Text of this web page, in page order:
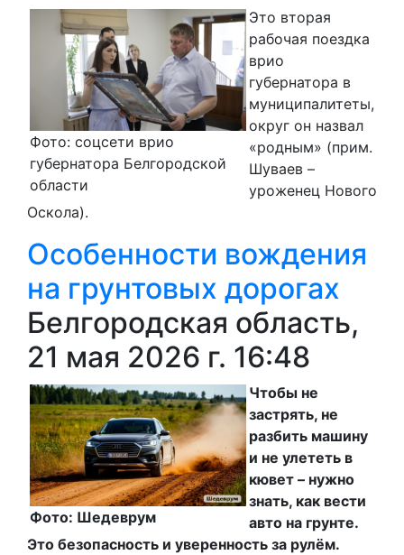
Фото: соцсети врио
губернатора Белгородской
области
Это вторая
рабочая поездка
врио
губернатора в
муниципалитеты,
округ он назвал
«родным» (прим.
Шуваев –
уроженец Нового
Оскола).
Особенности вождения
на грунтовых дорогах
Белгородская область,
21 мая 2026 г. 16:48
Фото: Шедеврум
Чтобы не
застрять, не
разбить машину
и не улететь в
кювет – нужно
знать, как вести
авто на грунте.
Это безопасность и уверенность за рулём.